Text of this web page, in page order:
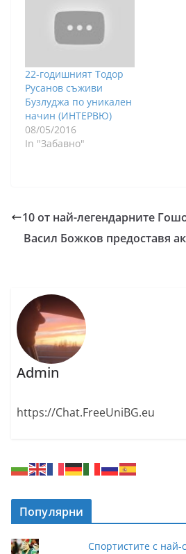
22-годишният Тодор
Русанов съживи
Бузлуджа по уникален
начин (ИНТЕРВЮ)
08/05/2016
In "Забавно"
10 от най-легендарните
Васил Божков предоставя
Admin
https://Chat.FreeUniBG.eu
Популярни
Спортистите с